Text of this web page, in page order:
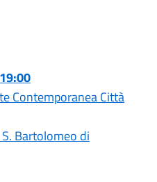
Contemporanea Città
Bartolomeo di